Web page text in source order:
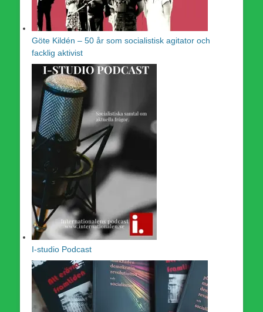
Göte Kildén – 50 år som socialistisk agitator och
facklig aktivist
I-studio Podcast